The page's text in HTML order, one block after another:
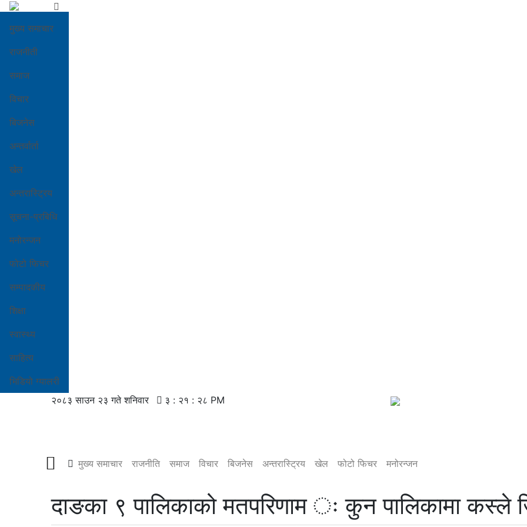
मुख्य समाचार
राजनीती
समाज
विचार
बिजनेस
अन्तर्वार्ता
खेल
अन्तरास्ट्रिय
सूचना-प्रबिधि
मनोरन्जन
फोटो फिचर
सम्पादकीय
शिक्षा
स्वास्थ्य
साहित्य
भिडियो ग्यालरी
२०८३ साउन २३ गते शनिवार
३ : २१ : २९ PM
मुख्य समाचार राजनीति समाज विचार बिजनेस अन्तरास्ट्रिय खेल फोटो फिचर मनोरन्जन
दाङका ९ पालिकाको मतपरिणाम ः कुन पालिकामा कस्ले